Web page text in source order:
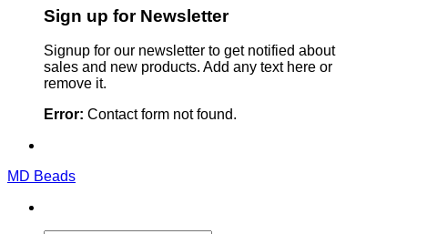
Sign up for Newsletter
Signup for our newsletter to get notified about
sales and new products. Add any text here or
remove it.
Error: Contact form not found.
MD Beads